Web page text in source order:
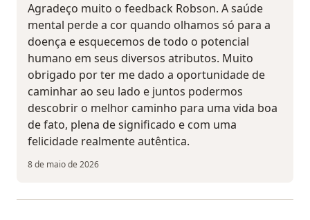
Agradeço muito o feedback Robson. A saúde
mental perde a cor quando olhamos só para a
doença e esquecemos de todo o potencial
humano em seus diversos atributos. Muito
obrigado por ter me dado a oportunidade de
caminhar ao seu lado e juntos podermos
descobrir o melhor caminho para uma vida boa
de fato, plena de significado e com uma
felicidade realmente autêntica.
8 de maio de 2026